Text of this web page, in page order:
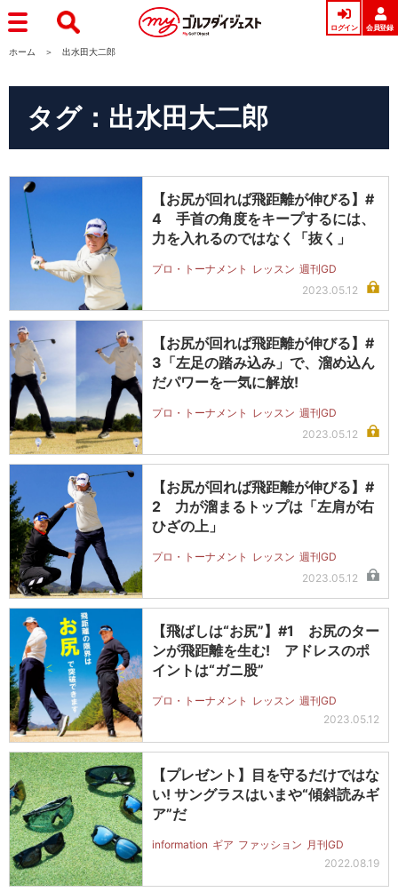
ログイン 会員登録
ホーム 出水田大二郎
タグ：出水田大二郎
【お尻が回れば飛距離が伸びる】#
4 手首の角度をキープするには、
力を入れるのではなく「抜く」
プロ・トーナメント レッスン 週刊GD
2023.05.12
【お尻が回れば飛距離が伸びる】#
3「左足の踏み込み」で、溜め込ん
だパワーを一気に解放!
プロ・トーナメント レッスン 週刊GD
2023.05.12
【お尻が回れば飛距離が伸びる】#
2 力が溜まるトップは「左肩が右
ひざの上」
プロ・トーナメント レッスン 週刊GD
2023.05.12
【飛ばしは“お尻”】#1 お尻のター
ンが飛距離を生む! アドレスのポ
イントは“ガニ股”
プロ・トーナメント レッスン 週刊GD
2023.05.12
【プレゼント】目を守るだけではな
い! サングラスはいまや“傾斜読みギ
ア”だ
information ギア ファッション 月刊GD
2022.08.19